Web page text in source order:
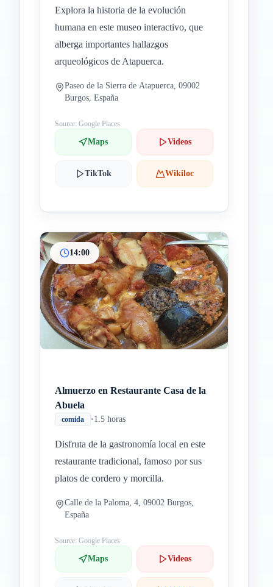
Explora la historia de la evolución
humana en este museo interactivo, que
alberga importantes hallazgos
arqueológicos de Atapuerca.
Paseo de la Sierra de Atapuerca, 09002
Burgos, España
Source: Google Places
Maps Videos
TikTok Wikiloc
14:00
Almuerzo en Restaurante Casa de la
Abuela
comida •1.5 horas
Disfruta de la gastronomía local en este
restaurante tradicional, famoso por sus
platos de cordero y morcilla.
Calle de la Paloma, 4, 09002 Burgos,
España
Source: Google Places
Maps Videos